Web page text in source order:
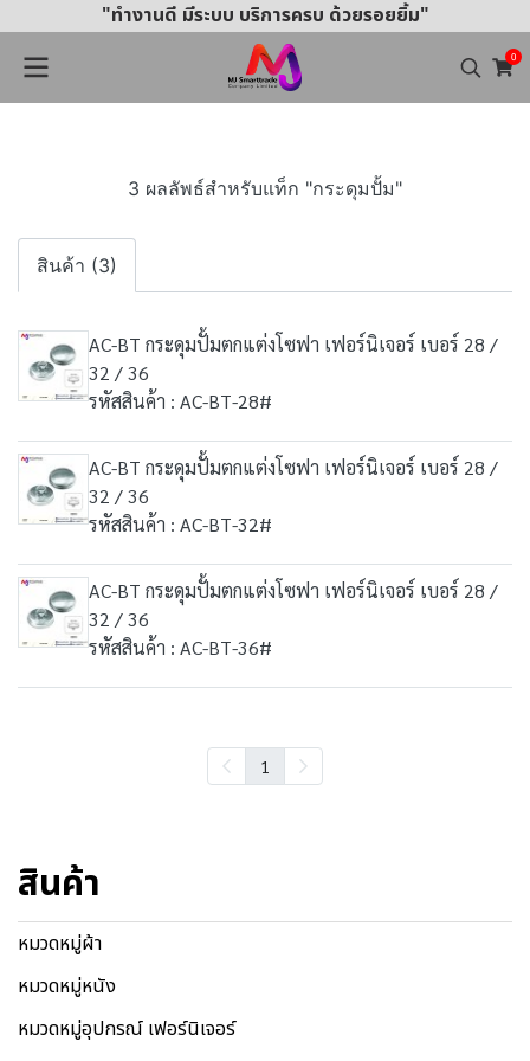
"ทำงานดี มีระบบ บริการครบ ด้วยรอยยิ้ม"
0
3 ผลลัพธ์สำหรับแท็ก "กระดุมปั้ม"
สินค้า (3)
AC-BT กระดุมปั้มตกแต่งโซฟา เฟอร์นิเจอร์ เบอร์ 28 /
32 / 36
รหัสสินค้า : AC-BT-28#
AC-BT กระดุมปั้มตกแต่งโซฟา เฟอร์นิเจอร์ เบอร์ 28 /
32 / 36
รหัสสินค้า : AC-BT-32#
AC-BT กระดุมปั้มตกแต่งโซฟา เฟอร์นิเจอร์ เบอร์ 28 /
32 / 36
รหัสสินค้า : AC-BT-36#
1
สินค้า
หมวดหมู่ผ้า
หมวดหมู่หนัง
หมวดหมู่อุปกรณ์ เฟอร์นิเจอร์